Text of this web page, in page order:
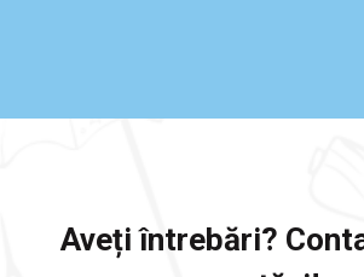
Aveți întrebări?